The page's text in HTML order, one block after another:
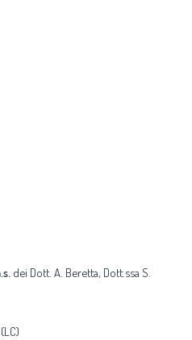
dei Dott. A. Beretta, Dott.ssa S.